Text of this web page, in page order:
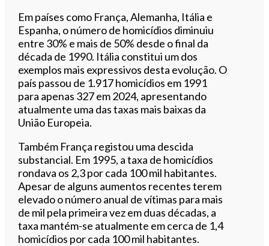
Em países como França, Alemanha, Itália e
Espanha, o número de homicídios diminuiu
entre 30% e mais de 50% desde o final da
década de 1990. Itália constitui um dos
exemplos mais expressivos desta evolução. O
país passou de 1.917 homicídios em 1991
para apenas 327 em 2024, apresentando
atualmente uma das taxas mais baixas da
União Europeia.
Também França registou uma descida
substancial. Em 1995, a taxa de homicídios
rondava os 2,3 por cada 100 mil habitantes.
Apesar de alguns aumentos recentes terem
elevado o número anual de vítimas para mais
de mil pela primeira vez em duas décadas, a
taxa mantém-se atualmente em cerca de 1,4
homicídios por cada 100 mil habitantes.